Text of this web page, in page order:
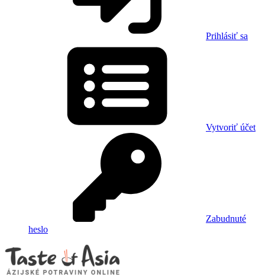
Prihlásiť sa
Vytvoriť účet
Zabudnuté
heslo